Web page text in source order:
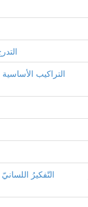
التراكيب
التّفكيرُ